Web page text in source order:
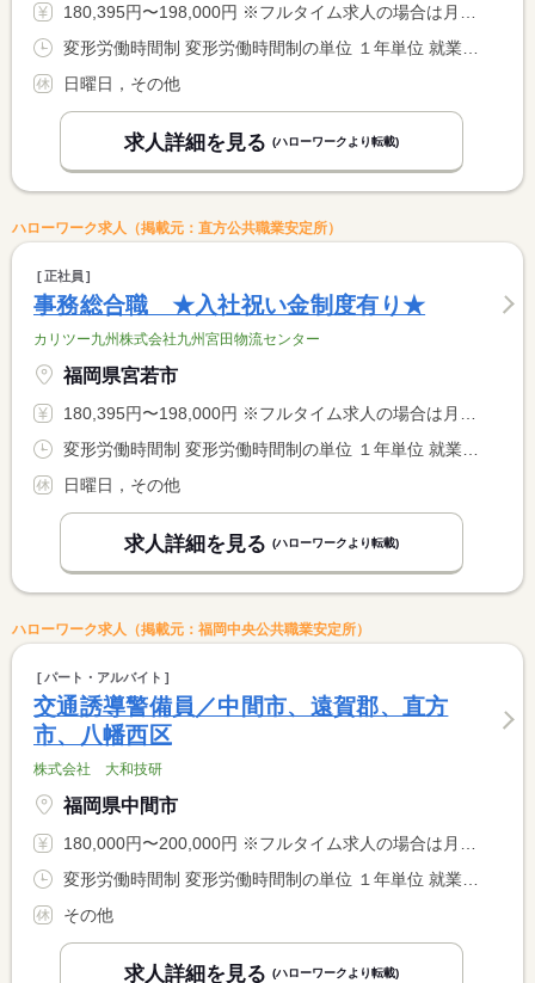
180,395円〜198,000円 ※フルタイム求人の場合は月額（換算額）、パート求人の場合は時間額を表示しています。
日曜日，その他
求人詳細を見る (ハローワークより転載)
ハローワーク求人（掲載元：直方公共職業安定所）
正社員
事務総合職 ★入社祝い金制度有り★
カリツー九州株式会社九州宮田物流センター
福岡県宮若市
180,395円〜198,000円 ※フルタイム求人の場合は月額（換算額）、パート求人の場合は時間額を表示しています。
日曜日，その他
求人詳細を見る (ハローワークより転載)
ハローワーク求人（掲載元：福岡中央公共職業安定所）
パート・アルバイト
交通誘導警備員／中間市、遠賀郡、直方
市、八幡西区
株式会社 大和技研
福岡県中間市
180,000円〜200,000円 ※フルタイム求人の場合は月額（換算額）、パート求人の場合は時間額を表示しています。
その他
求人詳細を見る (ハローワークより転載)